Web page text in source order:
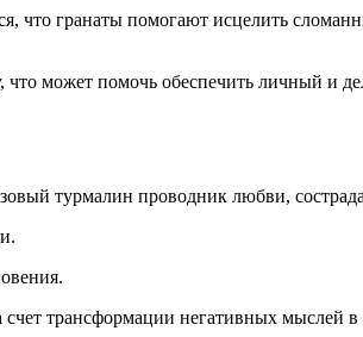
что гранаты помогают исцелить
может помочь обеспечить личный и
турмалин проводник любви,
трансформации негативных мыслей в